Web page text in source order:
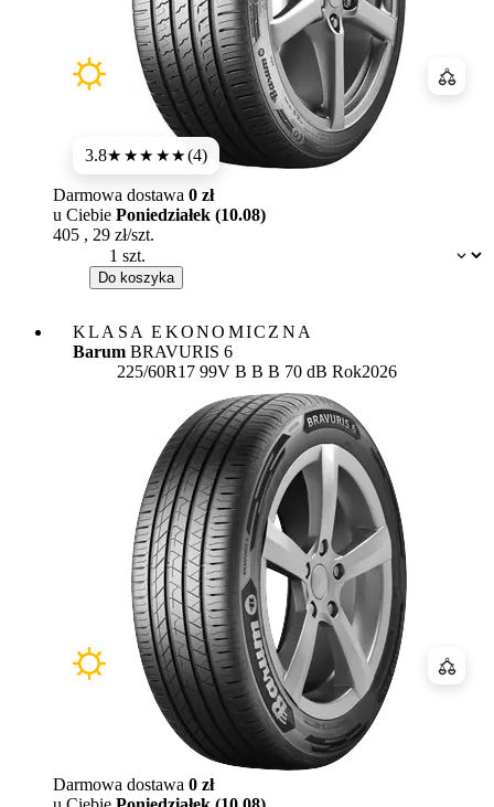
3.8★★★★★(4)
Dostępność:
Darmowa dostawa 0 zł
u Ciebie Poniedziałek (10.08)
405 , 29 zł/szt.
Do koszyka
KLASA EKONOMICZNA
Barum BRAVURIS 6
225/60R17 99V Etykieta:
B B B 70 dB Rok2026
Darmowa dostawa 0 zł